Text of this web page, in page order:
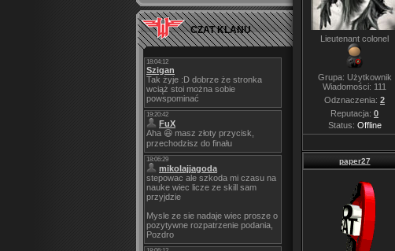
CZAT KLANU
Lieutenant colonel
Grupa: Użytkownik
Wiadomości: 111
Odznaczenia: 2
Reputacja: 0
Status: Offline
paper27